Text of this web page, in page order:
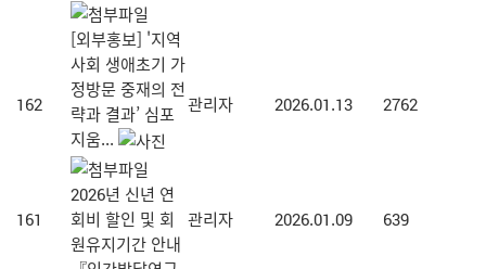
162
[외부홍보] '지역
사회 생애초기 가
정방문 중재의 전
략과 결과’ 심포
지움...
관리자 2026.01.13 2762
161
2026년 신년 연
회비 할인 및 회
원유지기간 안내
관리자 2026.01.09 639